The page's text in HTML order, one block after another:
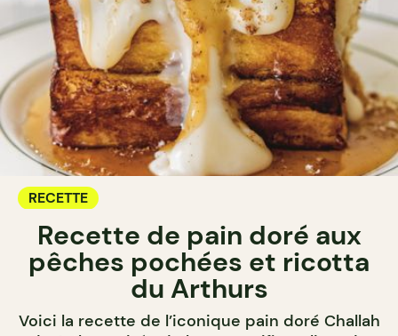
RECETTE
Recette de pain doré aux
pêches pochées et ricotta
du Arthurs
Voici la recette de l’iconique pain doré Challah